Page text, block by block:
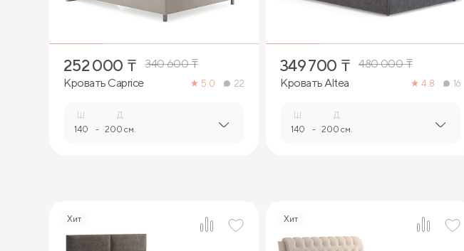
252 000 ₸ 340 600₸
Кровать Caprice
5.0 22
Ш.
140 -
Д.
200 см.
349 700 ₸ 480 000₸
Кровать Altea
4.8 16
Ш.
140 -
Д.
200 см.
Хит Хит